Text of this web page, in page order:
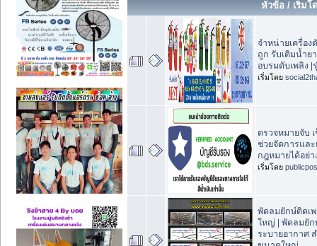
หัวข้อ / เริ่มโ
จำหน่ายเครื่อง
ถูก รับเติมน้ำย
อบรมดับเพลิง |
เริ่มโดย
ตรวจหมายจับ
ช่วยจัดการแล
กฎหมายได้อย่
เริ่มโดย
พัดลมยักษ์ติดเ
ใหญ่ | พัดลมยัก
ระบายอากาศ